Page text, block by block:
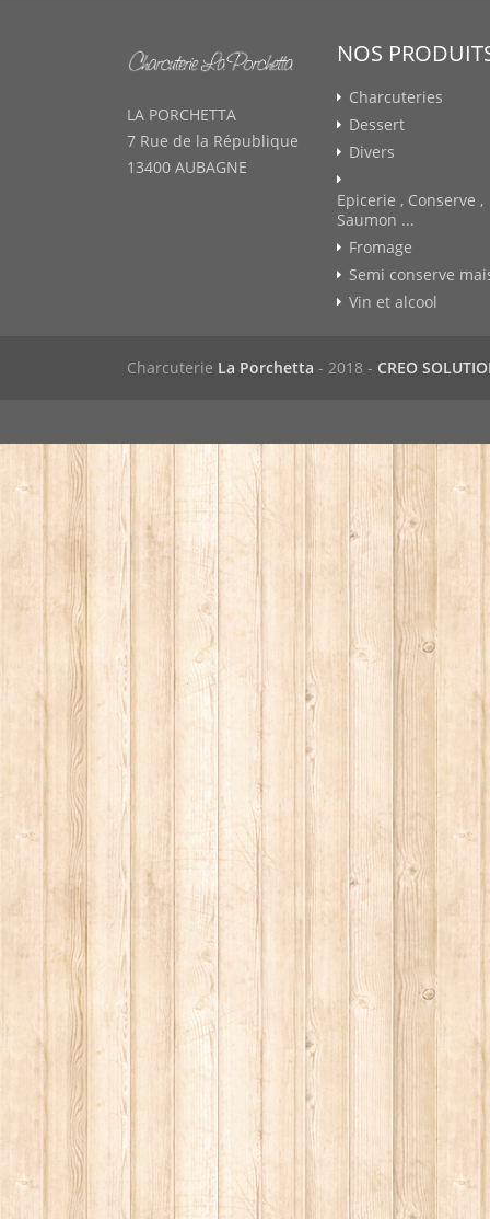
LA PORCHETTA
7 Rue de la République
13400 AUBAGNE
NOS
Charcuteries
Dessert
Divers
Epicerie , Conserve ,
Saumon ...
Fromage
Semi conserve
Vin et alcool
Charcuterie La Porchetta - 2018 - CREO